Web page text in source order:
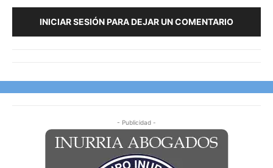
INICIAR SESIÓN PARA DEJAR UN COMENTARIO
- Publicidad -